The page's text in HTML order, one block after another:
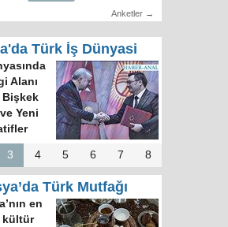
Anketler →
Türk İş Dünyasi
Alanı
Bişkek
Yeni
3 4 5 6 7 8
Türk Mutfağı
en
kültür